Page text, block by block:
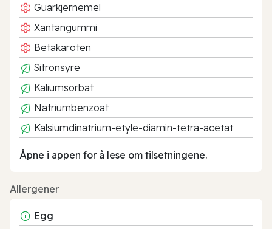
Guarkjernemel
Xantangummi
Betakaroten
Sitronsyre
Kaliumsorbat
Natriumbenzoat
Kalsiumdinatrium-etyle-diamin-tetra-acetat
Åpne i appen for å lese om tilsetningene.
Allergener
Egg